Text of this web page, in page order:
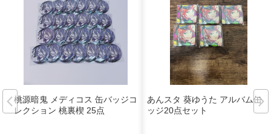
桃源暗鬼 メディコス 缶バッジコ
レクション 桃裏楔 25点
あんスタ 葵ゆうた アルバム缶バ
ッジ20点セット